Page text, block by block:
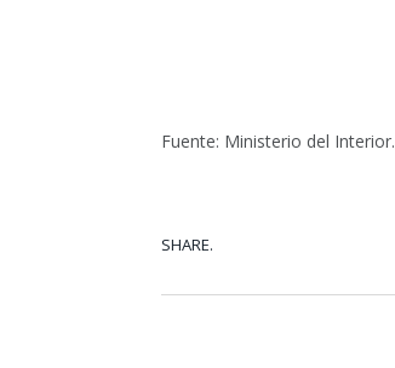
Fuente: Ministerio del Interior.
SHARE.